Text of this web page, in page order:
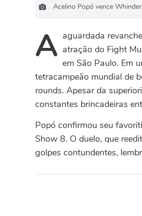
Acelino Popó vence
A aguardada
atração do Fight
em São Paulo. Em
tetracampeão mundial de
rounds. Apesar da
constantes brincadeiras
Popó confirmou seu
Show 8. O duelo, que
golpes contundentes,